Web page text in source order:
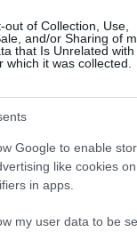
out of Collection, Use,
and/or Sharing of
that Is Unrelated
which it was collected.
Google to enable
like cookies
in apps.
my user data to be
vergelijk kosten,